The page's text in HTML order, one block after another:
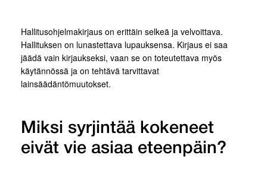
Hallitusohjelmakirjaus on erittäin selkeä ja velvoittava.
Hallituksen on lunastettava lupauksensa. Kirjaus ei saa
jäädä vain kirjaukseksi, vaan se on toteutettava myös
käytännössä ja on tehtävä tarvittavat
lainsäädäntömuutokset.
Miksi syrjintää kokeneet
eivät vie asiaa eteenpäin?